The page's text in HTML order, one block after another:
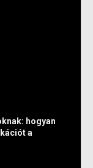
hogyan
a